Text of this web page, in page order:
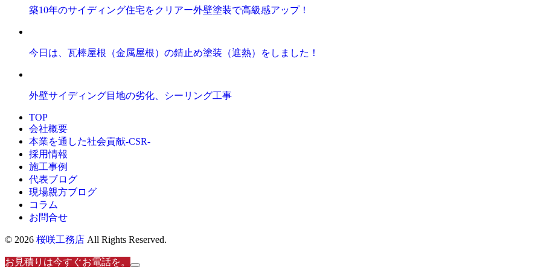
築10年のサイディング住宅をクリアー外壁塗装で高級感アップ！
今日は、瓦棒屋根（金属屋根）の錆止め塗装（遮熱）をしました！
外壁サイディング目地の劣化、シーリング工事
TOP
会社概要
本業を通した社会貢献-CSR-
採用情報
施工事例
代表ブログ
現場親方ブログ
コラム
お問合せ
© 2026 桜咲工務店 All Rights Reserved.
お見積りは今すぐお電話を。